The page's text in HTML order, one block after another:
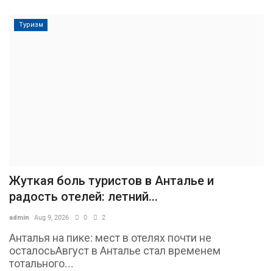
Туризм
Жуткая боль туристов в Анталье и
радость отелей: летний...
admin Aug 9, 2026 0 2
Анталья на пике: мест в отелях почти не
осталосьАвгуст в Анталье стал временем
тотального...